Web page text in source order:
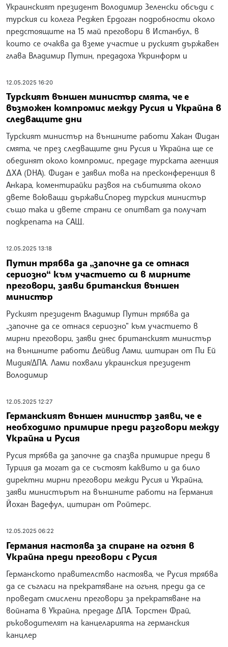
Украинският президент Володимир Зеленски обсъди с
турския си колега Реджеп Ердоган подробности около
предстоящите на 15 май преговори в Истанбул, в
които се очаква да вземе участие и руският държавен
глава Владимир Путин, предадоха Укринформ и
12.05.2025 16:20
Турският външен министър смята, че е
възможен компромис между Русия и Украйна в
следващите дни
Турският министър на външните работи Хакан Фидан
смята, че през следващите дни Русия и Украйна ще се
обединят около компромис, предаде турската агенция
ДХА (DHA). Фидан е заявил това на пресконференция в
Анкара, коментирайки развоя на събитията около
двете воюващи държави.Според турския министър
също така и двете страни се опитват да получат
подкрепата на САЩ.
12.05.2025 13:18
Путин трябва да „започне да се отнася
сериозно“ към участието си в мирните
преговори, заяви британския външен
министър
Руският президент Владимир Путин трябва да
„започне да се отнася сериозно“ към участието в
мирни преговори, заяви днес британският министър
на външните работи Дейвид Лами, цитиран от Пи Ей
Мидия/ДПА. Лами похвали украинския президент
Володимир
12.05.2025 12:27
Германският външен министър заяви, че е
необходимо примирие преди разговори между
Украйна и Русия
Русия трябва да започне да спазва примирие преди в
Турция да могат да се състоят каквито и да било
директни мирни преговори межди Русия и Украйна,
заяви министърът на външните работи на Германия
Йохан Вадефул, цитиран от Ройтерс.
12.05.2025 06:22
Германия настоява за спиране на огъня в
Украйна преди преговори с Русия
Германското правителство настоява, че Русия трябва
да се съгласи на прекратяване на огъня, преди да се
проведат смислени преговори за прекратяване на
войната в Украйна, предаде ДПА. Торстен Фрай,
ръководителят на канцеларията на германския
канцлер